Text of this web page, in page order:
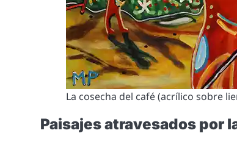
La cosecha del café (acrílico sobre
Paisajes atravesados por